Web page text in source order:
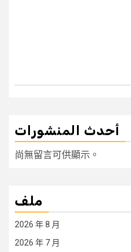
أحدث المنشورات
尚無留言可供顯示。
ملف
2026 年 8 月
2026 年 7 月